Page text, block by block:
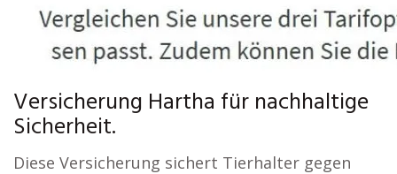
Versicherung Hartha für nachhaltige
Sicherheit.
Diese Versicherung sichert Tierhalter gegen